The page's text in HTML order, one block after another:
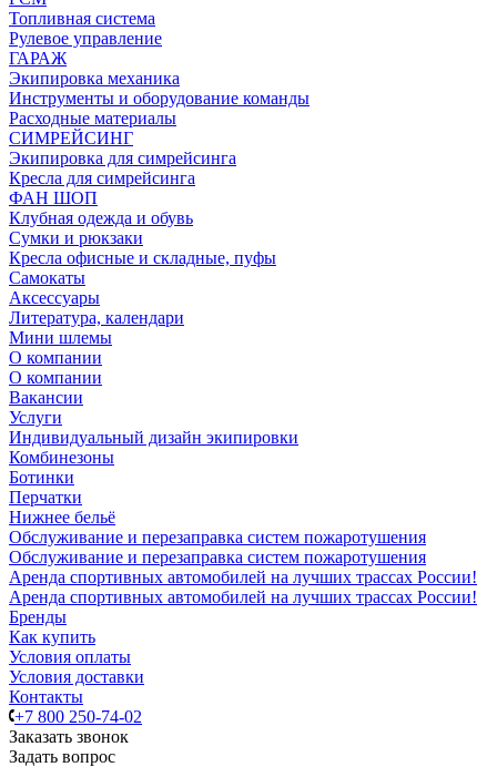
Топливная система
Рулевое управление
ГАРАЖ
Экипировка механика
Инструменты и оборудование команды
Расходные материалы
СИМРЕЙСИНГ
Экипировка для симрейсинга
Кресла для симрейсинга
ФАН ШОП
Клубная одежда и обувь
Сумки и рюкзаки
Кресла офисные и складные, пуфы
Самокаты
Аксессуары
Литература, календари
Мини шлемы
О компании
О компании
Вакансии
Услуги
Индивидуальный дизайн экипировки
Комбинезоны
Ботинки
Перчатки
Нижнее бельё
Обслуживание и перезаправка систем пожаротушения
Обслуживание и перезаправка систем пожаротушения
Аренда спортивных автомобилей на лучших трассах России!
Аренда спортивных автомобилей на лучших трассах России!
Бренды
Как купить
Условия оплаты
Условия доставки
Контакты
+7 800 250-74-02
Заказать звонок
Задать вопрос